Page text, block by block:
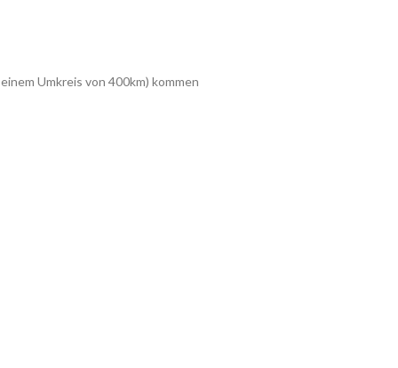
Umkreis von 400km) kommen